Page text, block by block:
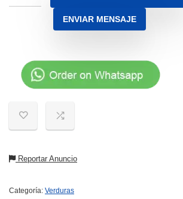
ENVIAR MENSAJE
Reportar Anuncio
Categoría: Verduras